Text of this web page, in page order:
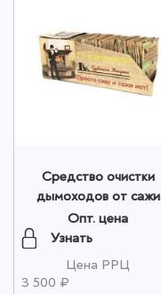
Средство очистки
дымоходов от сажи
"Трубочист Экспресс"
Шоу Бокс 75 оптом
Опт. цена
Узнать
Цена РРЦ
3 500 ₽